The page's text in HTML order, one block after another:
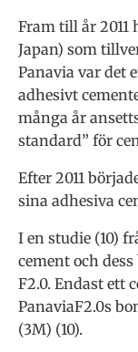
Fram till år 2011
Japan) som
Panavia var det
adhesivt
många år
standard” för
Efter 2011
sina adhesiva
I en studie (10)
cement och
F2.0. Endast ett
PanaviaF2.0s
(3M) (10).